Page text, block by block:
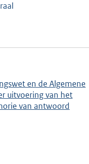
en de Algemene
uitvoering van het
van antwoord